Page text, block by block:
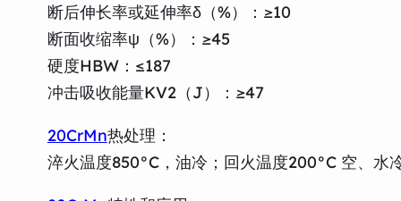
断后伸长率或延伸率δ（%）：≥10
断面收缩率ψ（%）：≥45
硬度HBW：≤187
冲击吸收能量KV2（J）：≥47
20CrMn热处理：
淬火温度850°C，油冷；回火温度200°C 空、水